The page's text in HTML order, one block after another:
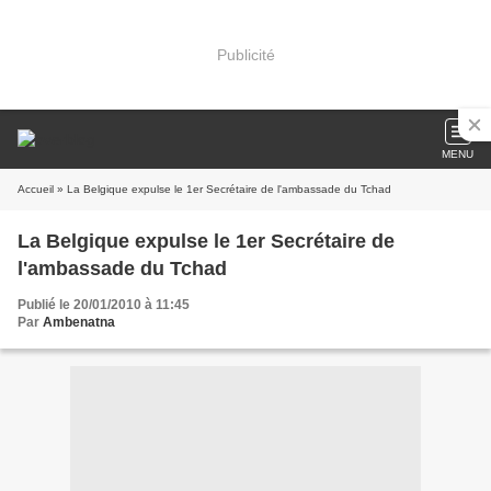
Publicité
MENU
Accueil » La Belgique expulse le 1er Secrétaire de l'ambassade du Tchad
La Belgique expulse le 1er Secrétaire de
l'ambassade du Tchad
Publié le 20/01/2010 à 11:45
Par Ambenatna